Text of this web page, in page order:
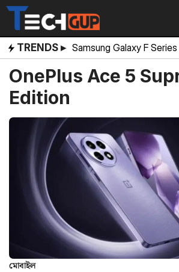
Skip
content
TRENDS ▸ Samsung Galaxy F Series
OnePlus Ace 5
Edition
মোবাইল